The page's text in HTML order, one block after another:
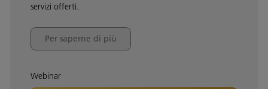
servizi offerti.
Per saperne di più
Webinar